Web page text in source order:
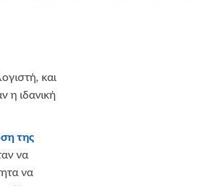
και
η ιδανική
της
να
να